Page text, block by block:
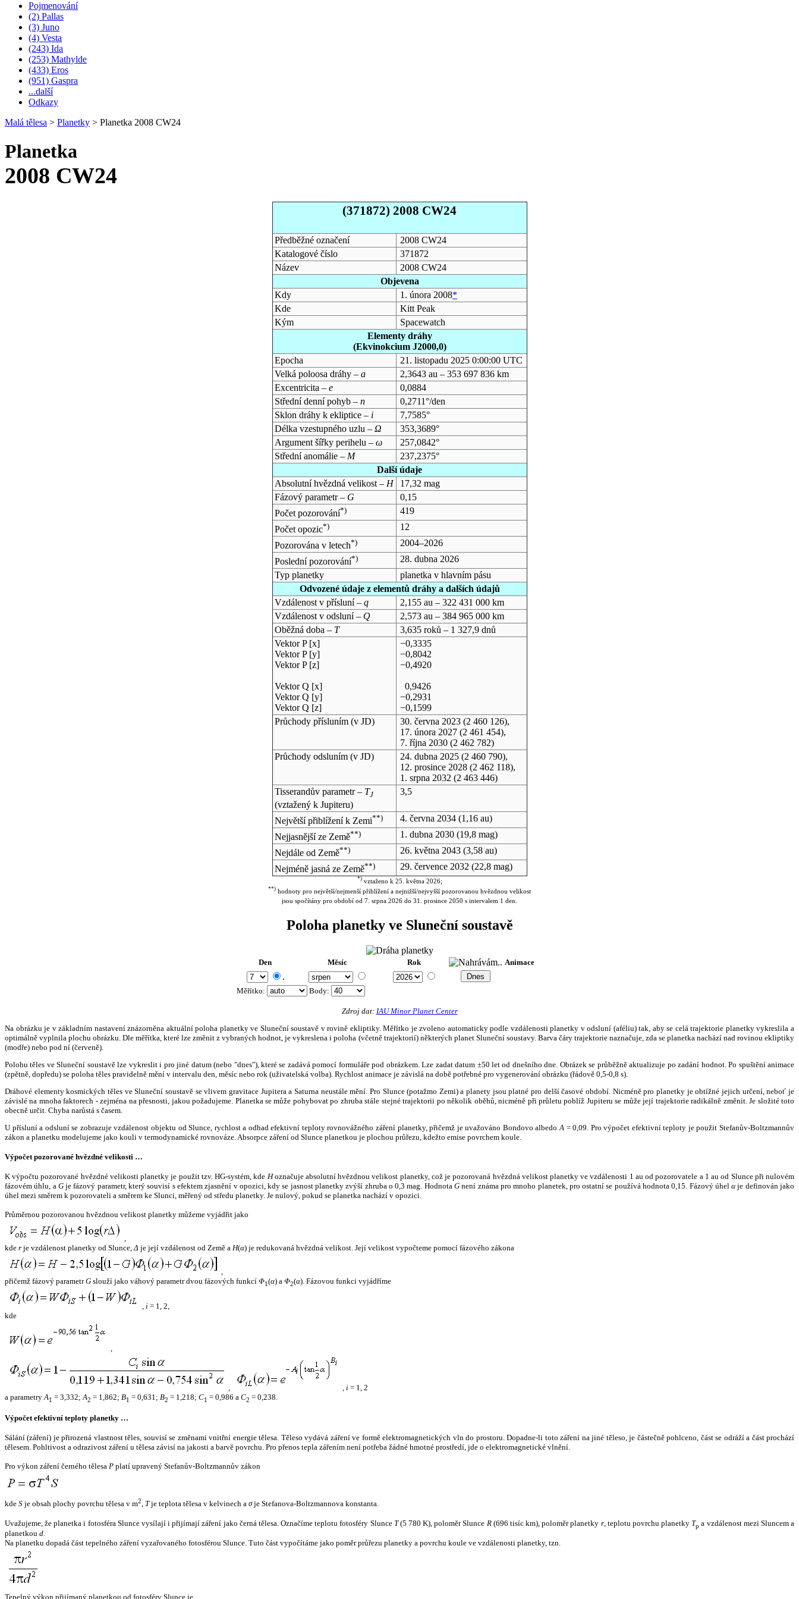
Pojmenování
(2) Pallas
(3) Juno
(4) Vesta
(243) Ida
(253) Mathylde
(433) Eros
(951) Gaspra
...další
Odkazy
Malá tělesa > Planetky > Planetka 2008 CW24
Planetka
2008 CW24
(371872) 2008 CW24
Předběžné označení
2008 CW24
Katalogové číslo
371872
Název
2008 CW24
Objevena
Kdy
1. února 2008*
Kde
Kitt Peak
Kým
Spacewatch
Elementy dráhy
(Ekvinokcium J2000,0)
Epocha
21. listopadu 2025 0:00:00 UTC
Velká poloosa dráhy – a
2,3643 au – 353 697 836 km
Excentricita – e
0,0884
Střední denní pohyb – n
0,2711°/den
Sklon dráhy k ekliptice – i
7,7585°
Délka vzestupného uzlu – Ω
353,3689°
Argument šířky perihelu – ω
257,0842°
Střední anomálie – M
237,2375°
Další údaje
Absolutní hvězdná velikost – H
17,32 mag
Fázový parametr – G
0,15
Počet pozorování*)
419
Počet opozic*)
12
Pozorována v letech*)
2004–2026
Poslední pozorování*)
28. dubna 2026
Typ planetky
planetka v hlavním pásu
Odvozené údaje z elementů dráhy a dalších údajů
Vzdálenost v přísluní – q
2,155 au – 322 431 000 km
Vzdálenost v odsluní – Q
2,573 au – 384 965 000 km
Oběžná doba – T
3,635 roků – 1 327,9 dnů
Vektor P [x]
Vektor P [y]
Vektor P [z]
Vektor Q [x]
Vektor Q [y]
Vektor Q [z]
−0,3335
−0,8042
−0,4920
0,9426
−0,2931
−0,1599
Průchody přísluním (v JD) 30. června 2023(2 460 126),
17. února 2027(2 461 454),
7. října 2030(2 462 782)
Průchody odsluním (v JD) 24. dubna 2025(2 460 790),
12. prosince 2028(2 462 118),
1. srpna 2032 (2 463 446)
Tisserandův parametr – TJ
(vztažený k Jupiteru)
3,5
Největší přiblížení k Zemi**) 4. června 2034(1,16 au)
Nejjasnější ze Země**) 1. dubna 2030(19,8 mag)
Nejdále od Země**) 26. května 2043(3,58 au)
Nejméně jasná ze Země**) 29. července 2032 (22,8 mag)
*)vztaženo k 25. května 2026;
**) hodnoty pro největší/nejmenší přiblížení a nejnižší/nejvyšší pozorovanou hvězdnou velikost
jsou spočítány pro období od 7. srpna 2026 do 31. prosince 2050 s intervalem 1 den.
Poloha planetky ve Sluneční soustavě
Den Měsíc Rok Animace
.
Měřítko: Body:
Zdroj dat: IAU Minor Planet Center
Na obrázku je v základním nastavení znázorněna aktuální poloha planetky ve Sluneční soustavě v rovině ekliptiky. Měřítko je zvoleno automaticky podle vzdálenosti planetky v odsluní (aféliu) tak, aby se celá trajektorie planetky vykreslila a
optimálně vyplnila plochu obrázku. Dle měřítka, které lze změnit z vybraných hodnot, je vykreslena i poloha (včetně trajektorií) některých planet Sluneční soustavy. Barva čáry trajektorie naznačuje, zda se planetka nachází nad rovinou ekliptiky
(modře) nebo pod ní (červeně).
Polohu těles ve Sluneční soustavě lze vykreslit i pro jiné datum (nebo "dnes"), které se zadává pomocí formuláře pod obrázkem. Lze zadat datum ±50 let od dnešního dne. Obrázek se průběžně aktualizuje po zadání hodnot. Po spuštění animace
(zpětně, dopředu) se poloha těles pravidelně mění v intervalu den, měsíc nebo rok (uživatelská volba). Rychlost animace je závislá na době potřebné pro vygenerování obrázku (řádově 0,5-0,8 s).
Dráhové elementy kosmických těles ve Sluneční soustavě se vlivem gravitace Jupitera a Saturna neustále mění. Pro Slunce (potažmo Zemi) a planety jsou platné pro delší časové období. Nicméně pro planetky je obtížné jejich určení, neboť je
závislé na mnoha faktorech - zejména na přesnosti, jakou požadujeme. Planetka se může pohybovat po zhruba stále stejné trajektorii po několik oběhů, nicméně při průletu poblíž Jupiteru se může její trajektorie radikálně změnit. Je složité toto
obecně určit. Chyba narůstá s časem.
U přísluní a odsluní se zobrazuje vzdálenost objektu od Slunce, rychlost a odhad efektivní teploty rovnovážného záření planetky, přičemž je uvažováno Bondovo albedo A = 0,09. Pro výpočet efektivní teploty je použit Stefanův-Boltzmannův
zákon a planetku modelujeme jako kouli v termodynamické rovnováze. Absorpce záření od Slunce planetkou je plochou průřezu, kdežto emise povrchem koule.
Výpočet pozorované hvězdné velikosti …
K výpočtu pozorované hvězdné velikosti planetky je použit tzv. HG-systém, kde Hoznačuje absolutní hvězdnou velikost planetky, což je pozorovaná hvězdná velikost planetky ve vzdálenosti 1 au od pozorovatele a 1 au od Slunce při nulovém
fázovém úhlu, a Gje fázový parametr, který souvisí s efektem zjasnění v opozici, kdy se jasnost planetky zvýší zhruba o 0,3 mag. HodnotaG není známa pro mnoho planetek, pro ostatní se používá hodnota 0,15. Fázový úhelα je definován jako
úhel mezi směrem k pozorovateli a směrem ke Slunci, měřený od středu planetky. Je nulový, pokud se planetka nachází v opozici.
Průměrnou pozorovanou hvězdnou velikost planetky můžeme vyjádřit jako
,
kde r je vzdálenost planetky od Slunce,Δ je její vzdálenost od Země a H(α) je redukovaná hvězdná velikost. Její velikost vypočteme pomocí fázového zákona
,
přičemž fázový parametrG slouží jako váhový parametr dvou fázových funkcí Φ1(α) a Φ2(α). Fázovou funkci vyjádříme
, i = 1, 2,
kde
,
, , i = 1, 2
a parametryA1 = 3,332;A2 = 1,862; B1 = 0,631; B2 = 1,218; C1 = 0,986 a C2 = 0,238.
Výpočet efektivní teploty planetky …
Sálání (záření) je přirozená vlastnost těles, souvisí se změnami vnitřní energie tělesa. Těleso vydává záření ve formě elektromagnetických vln do prostoru. Dopadne-li toto záření na jiné těleso, je částečně pohlceno, část se odráží a část prochází
tělesem. Pohltivost a odrazivost záření u tělesa závisí na jakosti a barvě povrchu. Pro přenos tepla zářením není potřeba žádné hmotné prostředí, jde o elektromagnetické vlnění.
Pro výkon záření černého tělesa P platí upravený Stefanův-Boltzmannův zákon
kde S je obsah plochy povrchu tělesa v m2, Tje teplota tělesa v kelvinech a σje Stefanova-Boltzmannova konstanta.
Uvažujeme, že planetka i fotosféra Slunce vysílají i přijímají záření jako černá tělesa. Označíme teplotu fotosféry Slunce T(5 780 K), poloměr Slunce R(696 tisíc km), poloměr planetky r, teplotu povrchu planetky Tp a vzdálenost mezi Sluncem a
planetkou d.
Na planetku dopadá část tepelného záření vyzařovaného fotosférou Slunce. Tuto část vypočítáme jako poměr průřezu planetky a povrchu koule ve vzdálenosti planetky, tzn.
Tepelný výkon přijímaný planetkou od fotosféry Slunce je